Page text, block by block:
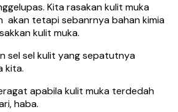
Kita rasakan kulit muka
akan tetapi sebanrnya bahan kimia
kulit muka.
sel sel kulit yang sepatutnya
kita.
apabila kulit muka terdedah
haba.